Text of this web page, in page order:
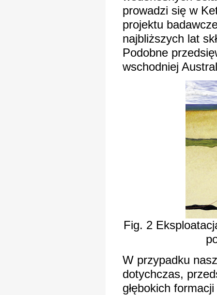
prowadzi się w
projektu
najbliższych lat
Podobne
wschodniej
Fig. 2
W przypadku
dotychczas,
głębokich